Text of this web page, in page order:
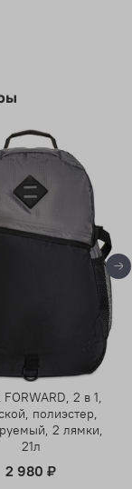
2 в 1,
полиэстер,
2 лямки,
21л
2 980 ₽